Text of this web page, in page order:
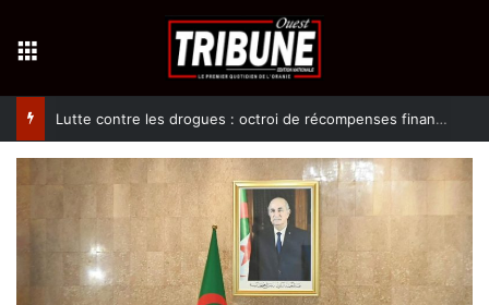
Lutte contre les drogues : octroi de récompenses financières aux dénonciateurs de trafiquants